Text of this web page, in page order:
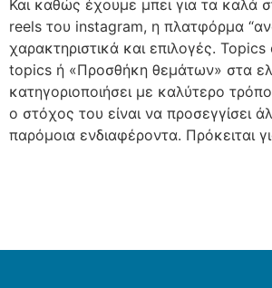
Και καθώς έχουμε μπει για τα καλά
reels του instagram, η πλατφόρμα
χαρακτηριστικά και επιλογές.
topics ή «Προσθήκη θεμάτων» στα
κατηγοριοποιήσει με καλύτερο
ο στόχος του είναι να προσεγγίσει
παρόμοια ενδιαφέροντα. Πρόκειται